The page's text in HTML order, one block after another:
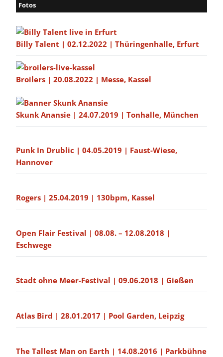
Fotos
Billy Talent | 02.12.2022 | Thüringenhalle, Erfurt
Broilers | 20.08.2022 | Messe, Kassel
Skunk Anansie | 24.07.2019 | Tonhalle, München
Punk In Drublic | 04.05.2019 | Faust-Wiese,
Hannover
Rogers | 25.04.2019 | 130bpm, Kassel
Open Flair Festival | 08.08. – 12.08.2018 |
Eschwege
Stadt ohne Meer-Festival | 09.06.2018 | Gießen
Atlas Bird | 28.01.2017 | Pool Garden, Leipzig
The Tallest Man on Earth | 14.08.2016 | Parkbühne